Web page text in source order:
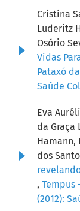
Cristina
Luderitz
Osório
Vidas
Pataxó
Saúde
Eva
da Graça
Hamann,
dos
, Tempus
(2012):